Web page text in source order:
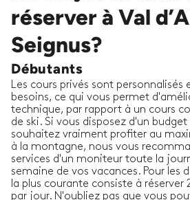
réserver à Val
Seignus?
Débutants
Les cours privés sont
besoins, ce qui vous permet
technique, par rapport à un cours
de ski. Si vous disposez d'un
souhaitez vraiment profiter au
à la montagne, nous vous
services d'un moniteur toute la
semaine de vos vacances. Pour les
la plus courante consiste à réserver
par jour. N'oubliez pas que vous